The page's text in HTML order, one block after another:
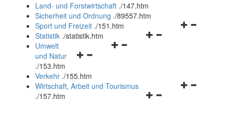
und
schließen
Land- und Forstwirtschaft ./147.htm
Sicherheit und Ordnung ./89557.htm
Navigationsmenü
Sport und Freizeit ./151.htm
Navigationsmenü
Statistik ./statistik.htm
Navigationsmenü
und
schließen
Umwelt
und Natur
./153.htm
Verkehr ./155.htm
Navigationsmenü
Wirtschaft, Arbeit und Tourismus
./157.htm